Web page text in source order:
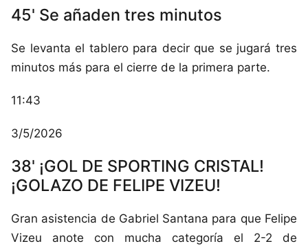
45' Se añaden tres minutos
Se levanta el tablero para decir que se jugará tres
minutos más para el cierre de la primera parte.
11:43
3/5/2026
38' ¡GOL DE SPORTING CRISTAL!
¡GOLAZO DE FELIPE VIZEU!
Gran asistencia de Gabriel Santana para que Felipe
Vizeu anote con mucha categoría el 2-2 de